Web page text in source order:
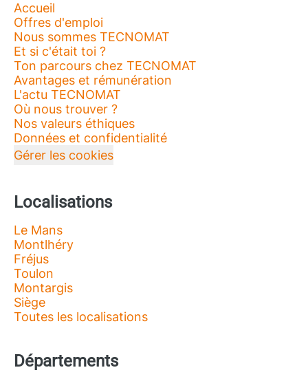
Accueil
Offres d'emploi
Nous sommes TECNOMAT
Et si c'était toi ?
Ton parcours chez TECNOMAT
Avantages et rémunération
L'actu TECNOMAT
Où nous trouver ?
Nos valeurs éthiques
Données et confidentialité
Gérer les cookies
Localisations
Le Mans
Montlhéry
Fréjus
Toulon
Montargis
Siège
Toutes les localisations
Départements